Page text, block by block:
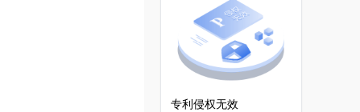
专利侵权无效